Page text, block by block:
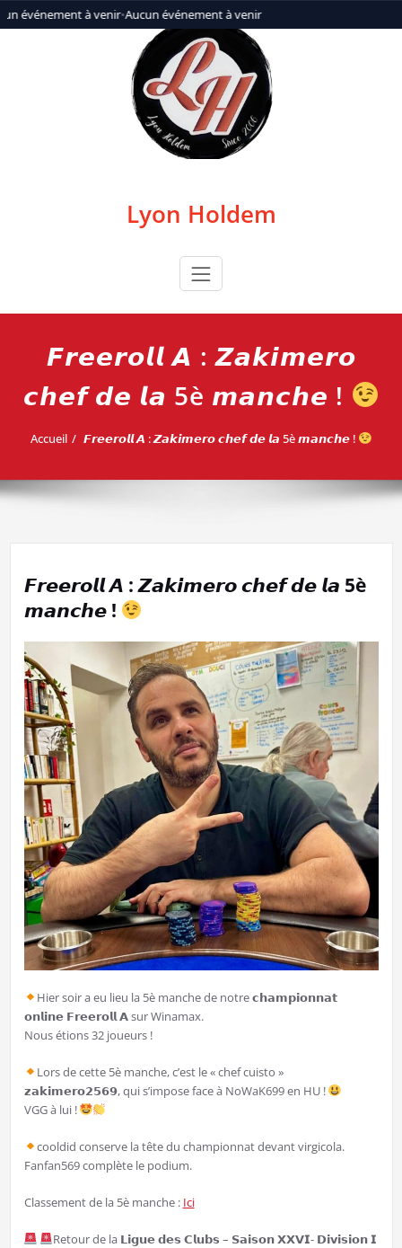
événement à venir•Aucun événement à venir
Aller
au
Lyon Holdem
𝙁𝙧𝙚𝙚𝙧𝙤𝙡𝙡 𝘼 : 𝙕𝙖𝙠𝙞𝙢𝙚𝙧𝙤
𝙘𝙝𝙚𝙛 𝙙𝙚 𝙡𝙖 5è 𝙢𝙖𝙣𝙘𝙝𝙚 !
Accueil 𝙁𝙧𝙚𝙚𝙧𝙤𝙡𝙡 𝘼 : 𝙕𝙖𝙠𝙞𝙢𝙚𝙧𝙤 𝙘𝙝𝙚𝙛 𝙙𝙚 𝙡𝙖 5è 𝙢𝙖𝙣𝙘𝙝𝙚 !
𝙁𝙧𝙚𝙚𝙧𝙤𝙡𝙡 𝘼 : 𝙕𝙖𝙠𝙞𝙢𝙚𝙧𝙤 𝙘𝙝𝙚𝙛 𝙙𝙚 𝙡𝙖 5è
𝙢𝙖𝙣𝙘𝙝𝙚 !
Hier soir a eu lieu la 5è manche de notre 𝗰𝗵𝗮𝗺𝗽𝗶𝗼𝗻𝗻𝗮𝘁
𝗼𝗻𝗹𝗶𝗻𝗲 𝗙𝗿𝗲𝗲𝗿𝗼𝗹𝗹 𝗔 sur Winamax.
Nous étions 32 joueurs !
Lors de cette 5è manche, c’est le « chef cuisto »
𝘇𝗮𝗸𝗶𝗺𝗲𝗿𝗼𝟮𝟱𝟲𝟵, qui s’impose face à NoWaK699 en HU !
VGG à lui !
cooldid conserve la tête du championnat devant virgicola.
Fanfan569 complète le podium.
Classement de la 5è manche : Ici
Retour de la 𝗟𝗶𝗴𝘂𝗲 𝗱𝗲𝘀 𝗖𝗹𝘂𝗯𝘀 – 𝗦𝗮𝗶𝘀𝗼𝗻 𝗫𝗫𝗩𝗜- 𝗗𝗶𝘃𝗶𝘀𝗶𝗼𝗻 𝗜